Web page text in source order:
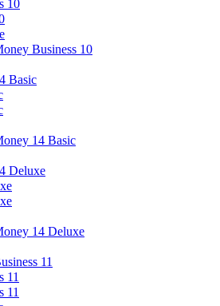
10
Business 10
Basic
14 Basic
Deluxe
14 Deluxe
11
11
11